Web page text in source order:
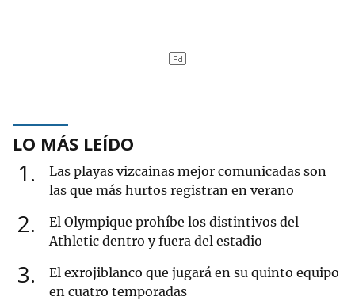
LO MÁS LEÍDO
1
Las playas vizcainas mejor comunicadas son
las que más hurtos registran en verano
2
El Olympique prohíbe los distintivos del
Athletic dentro y fuera del estadio
3
El exrojiblanco que jugará en su quinto equipo
en cuatro temporadas